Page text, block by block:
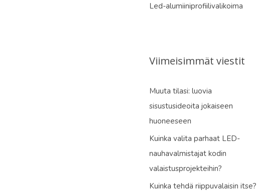
Led-alumiiniprofiilivalikoima
Viimeisimmät viestit
Muuta tilasi: luovia
sisustusideoita jokaiseen
huoneeseen
Kuinka valita parhaat LED-
nauhavalmistajat kodin
valaistusprojekteihin?
Kuinka tehdä riippuvalaisin itse?